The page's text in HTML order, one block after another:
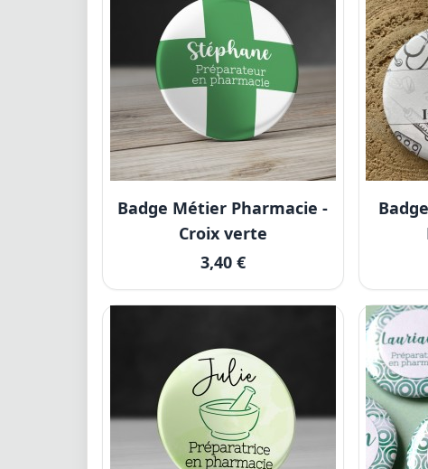
Badge Métier Pharmacie -
Croix verte
3,40 €